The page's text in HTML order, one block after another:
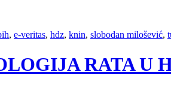
, e-veritas, hdz, knin, slobodan milošević,
RATA U